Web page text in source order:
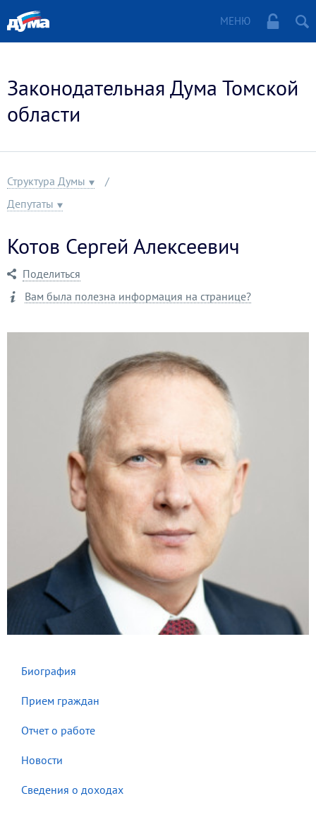
МЕНЮ
Законодательная Дума Томской
области
Структура Думы
Депутаты
Котов Сергей Алексеевич
Поделиться
Вам была полезна информация на странице?
Биография
Прием граждан
Отчет о работе
Новости
Сведения о доходах